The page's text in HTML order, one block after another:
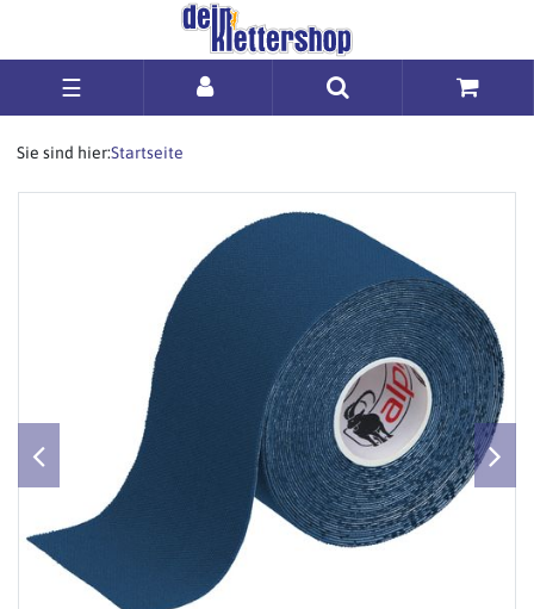
☰
Sie sind hier:Startseite